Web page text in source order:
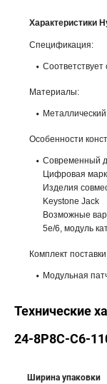
Характеристики
Спецификация:
Соответствует
Материалы:
Особенности
Современный
Цифровая
Изделия
Keystone Jack
Возможные
5е/6, модуль
Комплект
Модульная
Технические
24-8P8C-C6-
Ширина упаковки